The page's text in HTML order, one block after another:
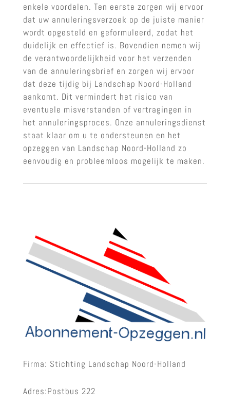
enkele voordelen. Ten eerste zorgen wij ervoor
dat uw annuleringsverzoek op de juiste manier
wordt opgesteld en geformuleerd, zodat het
duidelijk en effectief is. Bovendien nemen wij
de verantwoordelijkheid voor het verzenden
van de annuleringsbrief en zorgen wij ervoor
dat deze tijdig bij Landschap Noord-Holland
aankomt. Dit vermindert het risico van
eventuele misverstanden of vertragingen in
het annuleringsproces. Onze annuleringsdienst
staat klaar om u te ondersteunen en het
opzeggen van Landschap Noord-Holland zo
eenvoudig en probleemloos mogelijk te maken.
Firma: Stichting Landschap Noord-Holland
Adres:Postbus 222